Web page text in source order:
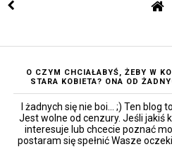
O CZYM CHCIAŁABYŚ, ŻEBY W
STARA KOBIETA? ONA OD
I żadnych się nie boi... ;) Ten blog
Jest wolne od cenzury. Jeśli jakiś
interesuje lub chcecie poznać
postaram się spełnić Wasze